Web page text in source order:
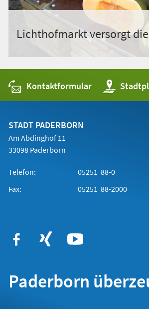
Lichthofmarkt versorgt
Kontaktformular (Öffnet
in
einem
STADT PADERBORN
Am Abdinghof 11
33098 Paderborn
Telefon:
05251 88-0
Fax:
05251 88-2000
Paderborn